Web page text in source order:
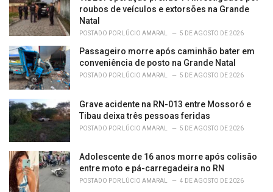
roubos de veículos e extorsões na Grande
Natal
POSTADO POR LÚCIO AMARAL 5 DE AGOSTO DE 2026
Passageiro morre após caminhão bater em
conveniência de posto na Grande Natal
POSTADO POR LÚCIO AMARAL 5 DE AGOSTO DE 2026
Grave acidente na RN-013 entre Mossoró e
Tibau deixa três pessoas feridas
POSTADO POR LÚCIO AMARAL 5 DE AGOSTO DE 2026
Adolescente de 16 anos morre após colisão
entre moto e pá-carregadeira no RN
POSTADO POR LÚCIO AMARAL 4 DE AGOSTO DE 2026